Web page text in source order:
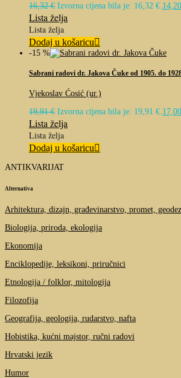
16,32€ Izvorna cijena bila je: 16,32 €. 14,20
Lista želja
Lista želja
Dodaj u košaricu
-15 %
Sabrani radovi dr. Jakova Čuke od 1905. do
Vjekoslav Ćosić (ur.)
19,91€ Izvorna cijena bila je: 19,91 €.17,00
Lista želja
Lista želja
Dodaj u košaricu
ANTIKVARIJAT
Alternativa
Arhitektura, dizajn, građevinarstvo, promet,
Biologija, priroda, ekologija
Ekonomija
Enciklopedije, leksikoni, priručnici
Etnologija / folklor, mitologija
Filozofija
Geografija, geologija, rudarstvo, nafta
Hobistika, kućni majstor, ručni radovi
Hrvatski jezik
Humor